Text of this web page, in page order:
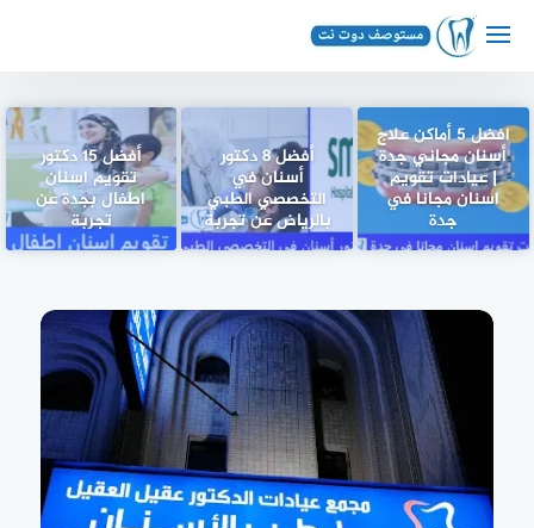
افضل 5 أماكن علاج
أسنان مجاني جدة
| عيادات تقويم
اسنان مجانا في
جدة
أفضل 8 دكتور
أسنان في
التخصصي الطبي
بالرياض عن تجربة
أفضل 15 دكتور
تقويم اسنان
اطفال بجدة عن
تجربة